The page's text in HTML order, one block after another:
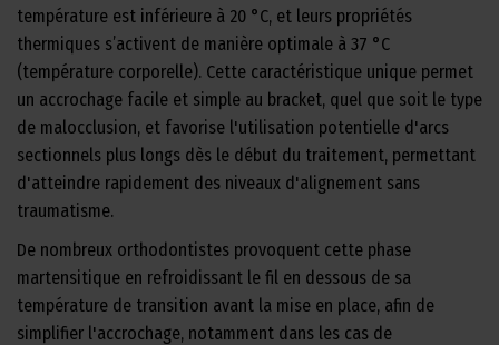
température est inférieure à 20 °C, et leurs propriétés
thermiques s’activent de manière optimale à 37 °C
(température corporelle). Cette caractéristique unique permet
un accrochage facile et simple au bracket, quel que soit le type
de malocclusion, et favorise l'utilisation potentielle d'arcs
sectionnels plus longs dès le début du traitement, permettant
d'atteindre rapidement des niveaux d'alignement sans
traumatisme.
De nombreux orthodontistes provoquent cette phase
martensitique en refroidissant le fil en dessous de sa
température de transition avant la mise en place, afin de
simplifier l'accrochage, notamment dans les cas de